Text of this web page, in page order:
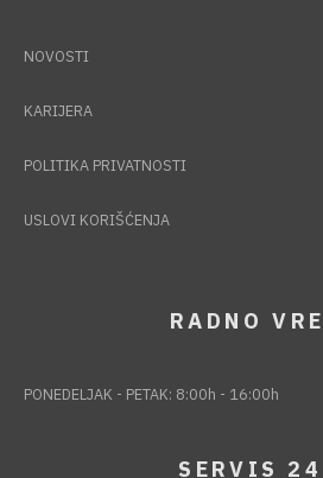
NOVOSTI
KARIJERA
POLITIKA PRIVATNOSTI
USLOVI KORIŠĆENJA
RADNO
PONEDELJAK - PETAK: 8:00h - 16:00h
SERVIS